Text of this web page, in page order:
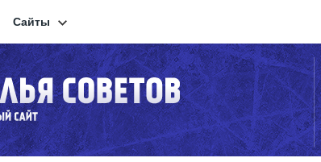
Конференция «Восток»
Дивизион Золотой
Авто
Сайты
Сайты
Видеотрансляции